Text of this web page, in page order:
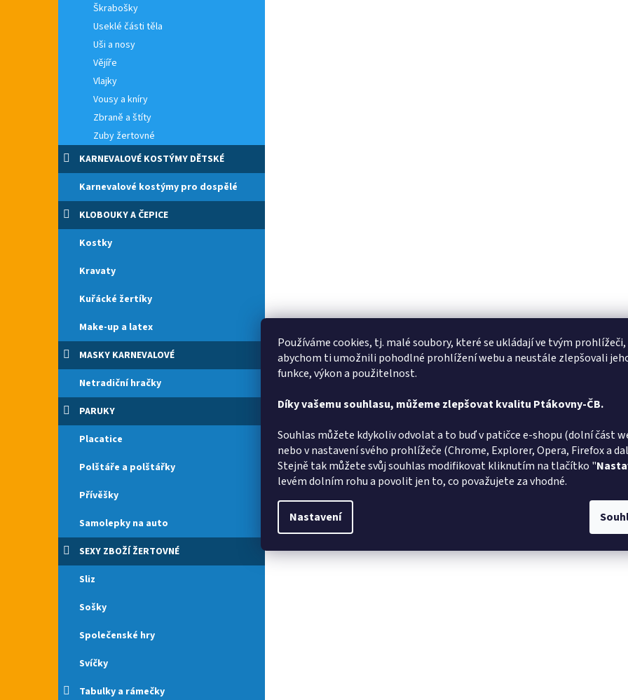
Používáme cookies, tj. malé soubory, které se ukládají ve tvým prohlížeči,
abychom ti umožnili pohodlné prohlížení webu a neustále zlepšovali
funkce, výkon a použitelnost.
Díky vašemu souhlasu, můžeme zlepšovat kvalitu Ptákovny-ČB.
Souhlas můžete kdykoliv odvolat a to buď v patičce e-shopu (dolní část
nebo v nastavení svého prohlížeče (Chrome, Explorer, Opera, Firefox a
Stejně tak můžete svůj souhlas modifikovat kliknutím na tlačítko "
levém dolním rohu a povolit jen to, co považujete za vhodné.
Nastavení
Škrabošky
Useklé části těla
Uši a nosy
Vějíře
Vlajky
Vousy a kníry
Zbraně a štíty
Zuby žertovné
KARNEVALOVÉ KOSTÝMY DĚTSKÉ
Karnevalové kostýmy pro dospělé
KLOBOUKY A ČEPICE
Kostky
Kravaty
Kuřácké žertíky
Make-up a latex
MASKY KARNEVALOVÉ
Netradiční hračky
PARUKY
Placatice
Polštáře a polštářky
Přívěšky
Samolepky na auto
SEXY ZBOŽÍ ŽERTOVNÉ
Sliz
Sošky
Společenské hry
Svíčky
Tabulky a rámečky